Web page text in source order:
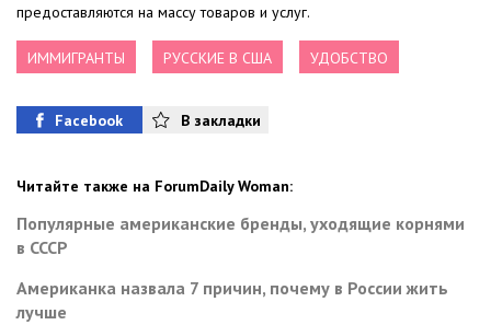
предоставляются на массу товаров и услуг.
ИММИГРАНТЫ РУССКИЕ В США УДОБСТВО
Facebook В закладки
Читайте также на ForumDaily Woman:
Популярные американские бренды, уходящие корнями
в СССР
Американка назвала 7 причин, почему в России жить
лучше